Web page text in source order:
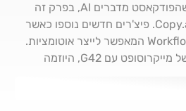
ברוכים השבים לעוד פרק שהפודקאסט מדברים AI, בפרק זה
דיברנו על כלי ישן-חדש, Copy.ai. פיצ'רים חדשים נוספו כאשר
המרכזי מביניהם הוא ה-Workflow המאפשר לייצר אוטומציות.
דיברנו על ההסכם החדש של מייקרוסופט עם G42, היוזמה